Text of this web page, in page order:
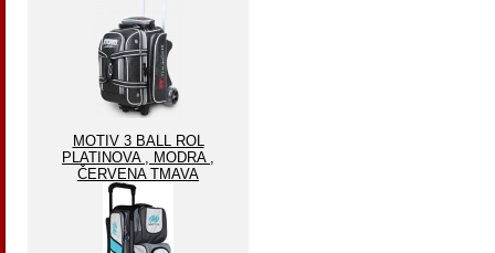
MOTIV 3 BALL ROL
PLATINOVA , MODRA ,
ČERVENA TMAVA